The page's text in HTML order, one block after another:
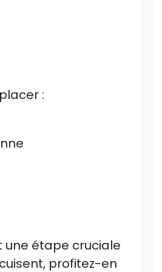
:
une étape cruciale
profitez-en